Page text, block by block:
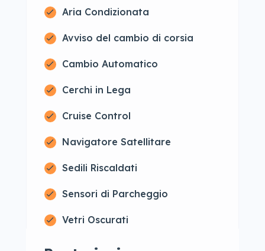
Aria Condizionata
Avviso del cambio di corsia
Cambio Automatico
Cerchi in Lega
Cruise Control
Navigatore Satellitare
Sedili Riscaldati
Sensori di Parcheggio
Vetri Oscurati